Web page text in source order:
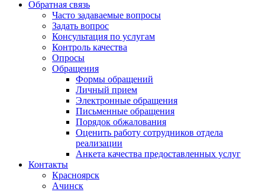
Обратная связь
Часто задаваемые вопросы
Задать вопрос
Консультация по услугам
Контроль качества
Опросы
Обращения
Формы обращений
Личный прием
Электронные обращения
Письменные обращения
Порядок обжалования
Оценить работу сотрудников отдела
реализации
Анкета качества предоставленных услуг
Контакты
Красноярск
Ачинск